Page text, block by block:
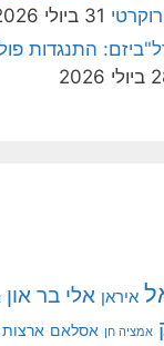
31 ביולי 2026
התנגדות
2026
איראן אלי בר און
אמציה חן אסלאם